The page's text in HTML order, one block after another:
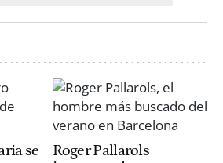
se
Roger Pallarols